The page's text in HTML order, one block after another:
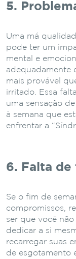
5.
Uma má
pode ter um
mental e
adequadamente
mais provável
irritado. Essa
uma sensação
à semana que
enfrentar a
6. Falta de
Se o fim de
compromissos,
ser que você
dedicar a si
recarregar suas
de esgotamento